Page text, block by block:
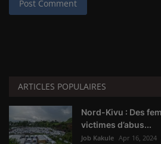
Post Comment
ARTICLES POPULAIRES
Nord-Kivu : Des
victimes d’abus...
Job Kakule Apr 16, 2024